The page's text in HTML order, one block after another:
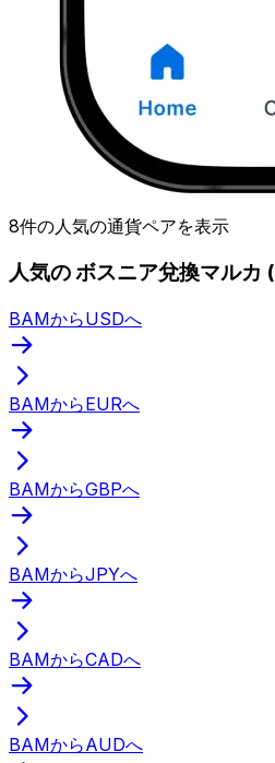
8件の人気の通貨ペアを表示
人気の ボスニア兌換マルカ
BAMからUSDへ
BAMからEURへ
BAMからGBPへ
BAMからJPYへ
BAMからCADへ
BAMからAUDへ